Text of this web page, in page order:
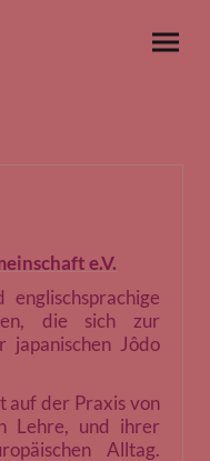
e.V.
die sich zur
japanischen Jôdo
auf der Praxis von
Lehre, und ihrer
Alltag.